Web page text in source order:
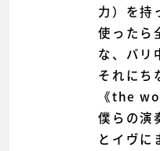
力）を持
使ったら
な、バリ
それにち
《the
僕らの演
とイヴに